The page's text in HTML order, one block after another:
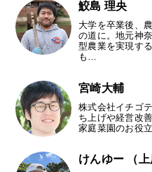
鮫島 理央
大学を卒業後、
の道に。地元神
型農業を実現す
も…
宮崎大輔
株式会社イチゴ
ち上げや経営改
家庭菜園のお役
けんゆー （上